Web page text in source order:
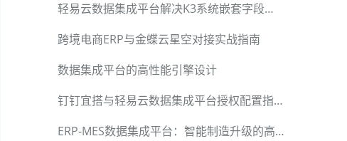
轻易云数据集成平台解决K3系统嵌套字段写入报错
跨境电商ERP与金蝶云星空对接实战指南
数据集成平台的高性能引擎设计
钉钉宜搭与轻易云数据集成平台授权配置指南
ERP-MES数据集成平台：智能制造升级的高效解决方案